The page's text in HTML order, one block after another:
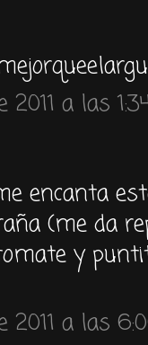
a las
encanta
(me da
y
2011 a las